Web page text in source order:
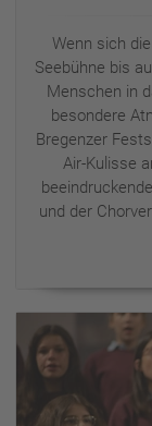
Wenn sich
Seebühne bis
Menschen in
besondere
Bregenzer
Air-Kulisse
und der